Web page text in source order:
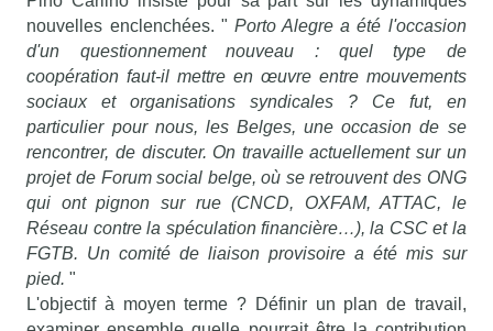
nouvelles enclenchées. " Porto Alegre a été l'occasion
d'un questionnement nouveau : quel type de
coopération faut-il mettre en œuvre entre mouvements
sociaux et organisations syndicales ? Ce fut, en
particulier pour nous, les Belges, une occasion de se
rencontrer, de discuter. On travaille actuellement sur un
projet de Forum social belge, où se retrouvent des ONG
qui ont pignon sur rue (CNCD, OXFAM, ATTAC, le
Réseau contre la spéculation financière…), la CSC et la
FGTB. Un comité de liaison provisoire a été mis sur
pied."
L'objectif à moyen terme ? Définir un plan de travail,